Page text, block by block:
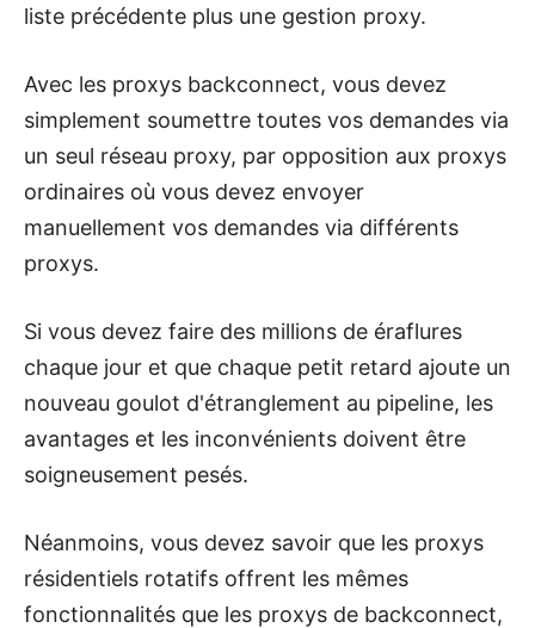
liste précédente plus une gestion proxy.
Avec les proxys backconnect, vous devez
simplement soumettre toutes vos demandes via
un seul réseau proxy, par opposition aux proxys
ordinaires où vous devez envoyer
manuellement vos demandes via différents
proxys.
Si vous devez faire des millions de éraflures
chaque jour et que chaque petit retard ajoute un
nouveau goulot d'étranglement au pipeline, les
avantages et les inconvénients doivent être
soigneusement pesés.
Néanmoins, vous devez savoir que les proxys
résidentiels rotatifs offrent les mêmes
fonctionnalités que les proxys de backconnect,